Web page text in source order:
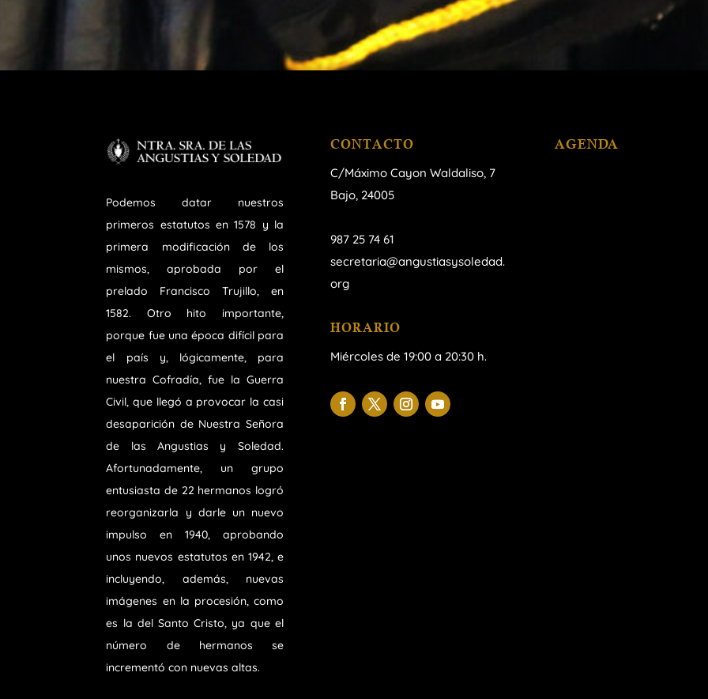
Podemos datar nuestros
primeros estatutos en 1578 y la
primera modificación de los
mismos, aprobada por el
prelado Francisco Trujillo, en
1582. Otro hito importante,
porque fue una época difícil para
el país y, lógicamente, para
nuestra Cofradía, fue la Guerra
Civil, que llegó a provocar la casi
desaparición de Nuestra Señora
de las Angustias y Soledad.
Afortunadamente, un grupo
entusiasta de 22 hermanos logró
reorganizarla y darle un nuevo
impulso en 1940, aprobando
unos nuevos estatutos en 1942, e
incluyendo, además, nuevas
imágenes en la procesión, como
es la del Santo Cristo, ya que el
número de hermanos se
incrementó con nuevas altas.
CONTACTO
C/Máximo Cayon Waldaliso, 7
Bajo, 24005
987 25 74 61
secretaria@angustiasysoledad.
org
HORARIO
Miércoles de 19:00 a 20:30 h.
AGENDA